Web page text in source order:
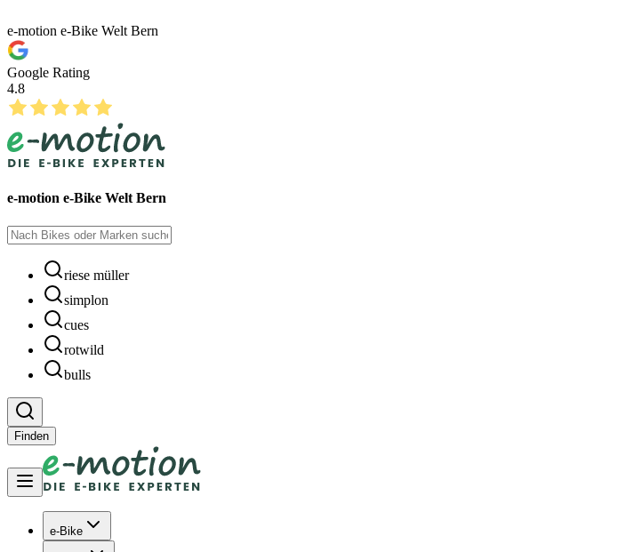
e-motion e-Bike Welt Bern
Google Rating
4.8
e-motion e-Bike Welt Bern
riese müller
simplon
cues
rotwild
bulls
Finden
e-Bike